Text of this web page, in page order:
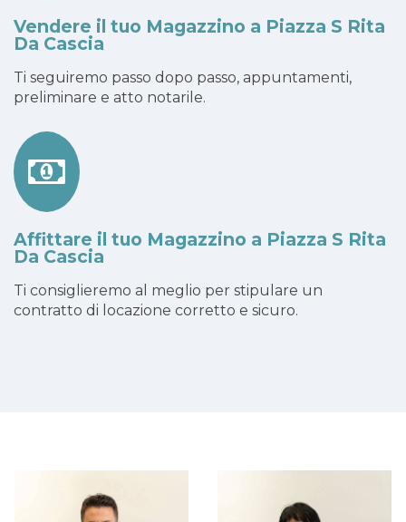
Vendere il tuo Magazzino a Piazza S Rita
Da Cascia
Ti seguiremo passo dopo passo, appuntamenti,
preliminare e atto notarile.
Affittare il tuo Magazzino a Piazza S Rita
Da Cascia
Ti consiglieremo al meglio per stipulare un
contratto di locazione corretto e sicuro.